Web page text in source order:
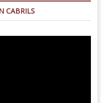
CABRILS